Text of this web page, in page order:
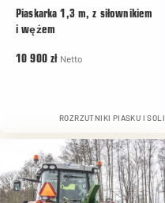
Piaskarka 1,3 m, z siłownikiem
i wężem
10 900 zł Netto
ROZRZUTNIKI PIASKU I SOLI